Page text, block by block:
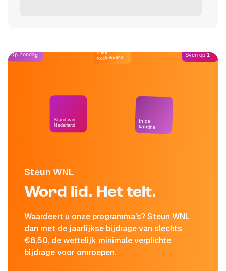
Steun WNL
Word lid. Het telt.
Waardeert u onze programma's? Steun WNL
dan met de jaarlijkse bijdrage van slechts
€8,50, de wettelijk minimale verplichte
bijdrage voor omroepen.
Op Zondag
Stand van
Nederland
Café
Kockelmann
In de
kantine
Sven op 1